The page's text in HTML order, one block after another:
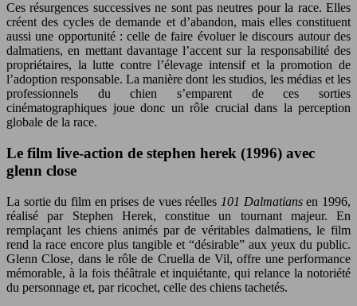
Ces résurgences successives ne sont pas neutres pour la race. Elles
créent des cycles de demande et d’abandon, mais elles constituent
aussi une opportunité : celle de faire évoluer le discours autour des
dalmatiens, en mettant davantage l’accent sur la responsabilité des
propriétaires, la lutte contre l’élevage intensif et la promotion de
l’adoption responsable. La manière dont les studios, les médias et les
professionnels du chien s’emparent de ces sorties
cinématographiques joue donc un rôle crucial dans la perception
globale de la race.
Le film live-action de stephen herek (1996) avec
glenn close
La sortie du film en prises de vues réelles 101 Dalmatiansen 1996,
réalisé par Stephen Herek, constitue un tournant majeur. En
remplaçant les chiens animés par de véritables dalmatiens, le film
rend la race encore plus tangible et “désirable” aux yeux du public.
Glenn Close, dans le rôle de Cruella de Vil, offre une performance
mémorable, à la fois théâtrale et inquiétante, qui relance la notoriété
du personnage et, par ricochet, celle des chiens tachetés.